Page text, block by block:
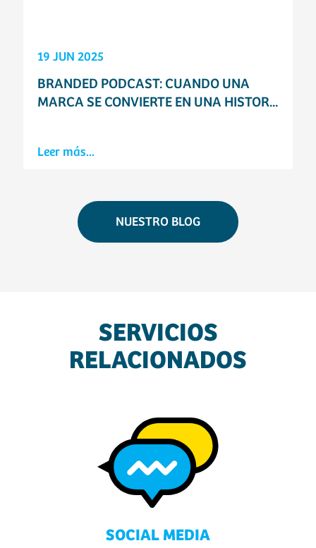
19 JUN 2025
BRANDED PODCAST: CUANDO UNA
MARCA SE CONVIERTE EN UNA HISTOR...
Leer más...
NUESTRO BLOG
SERVICIOS
RELACIONADOS
SOCIAL MEDIA